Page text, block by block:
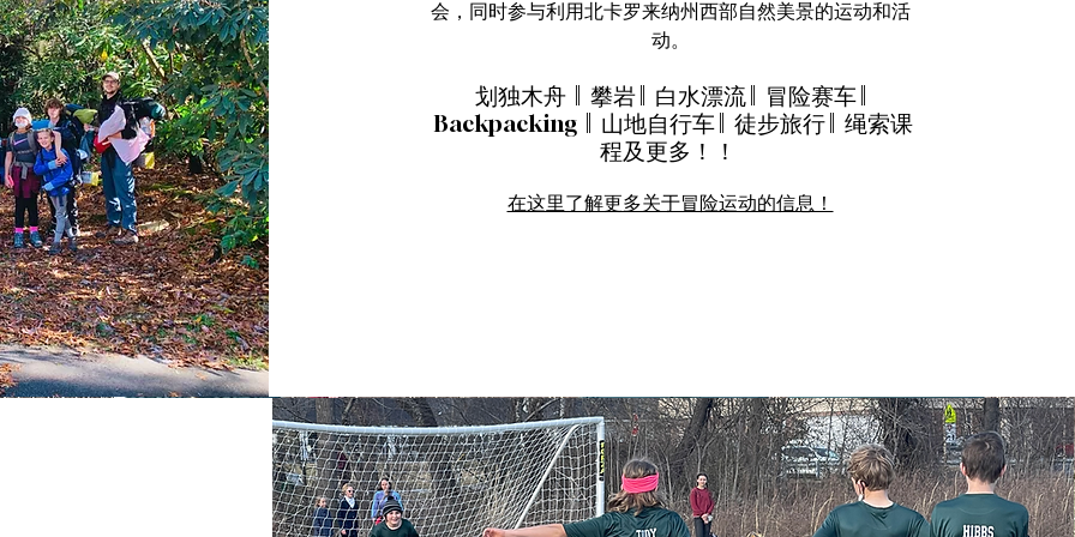
会，同时参与利用北卡罗来纳州西部自然美景的运动和活
动。
划独木舟 || 攀岩 || 白水漂流 || 冒险赛车 ||
Backpacking || 山地自行车 || 徒步旅行 || 绳索课
程及更多！！
在这里了解更多关于冒险运动的信息！